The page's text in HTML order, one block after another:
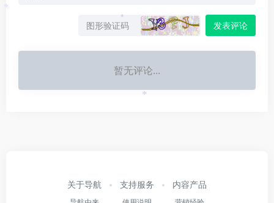
发表评论
暂无评论...
关于导航 支持服务 内容产品
*